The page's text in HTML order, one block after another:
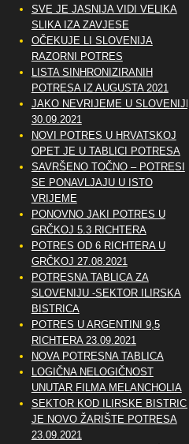
SVE JE JASNIJA VIDI VELIKA
SLIKA IZA ZAVJESE
OČEKUJE LI SLOVENIJA
RAZORNI POTRES
LISTA SINHRONIZIRANIH
POTRESA IZ AUGUSTA 2021
JAKO NEVRIJEME U SLOVENIJI
30.09.2021
NOVI POTRES U HRVATSKOJ
OPET JE U TABLICI POTRESA
SAVRŠENO TOČNO – POTRESI
SE PONAVLJAJU U ISTO
VRIJEME
PONOVNO JAKI POTRES U
GRČKOJ 5.3 RICHTERA
POTRES OD 6 RICHTERA U
GRČKOJ 27.08.2021
POTRESNA TABLICA ZA
SLOVENIJU -SEKTOR ILIRSKA
BISTRICA
POTRES U ARGENTINI 9,5
RICHTERA 23.09.2021
NOVA POTRESNA TABLICA
LOGIČNA NELOGIČNOST
UNUTAR FILMA MELANCHOLIA
SEKTOR KOD ILIRSKE BISTRICE
JE NOVO ŽARIŠTE POTRESA
23.09.2021